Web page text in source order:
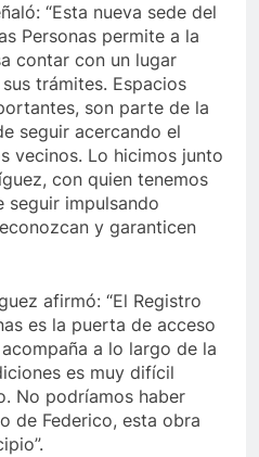
“Esta nueva sede del
Personas permite a la
contar con un lugar
trámites. Espacios
son parte de la
seguir acercando el
vecinos. Lo hicimos junto
con quien tenemos
impulsando
y garanticen
afirmó: “El Registro
es la puerta de acceso
a lo largo de la
es muy difícil
No podríamos haber
de Federico, esta obra